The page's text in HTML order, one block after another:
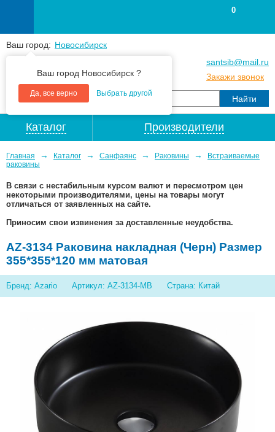
Ваш город: Новосибирск
Ваш город Новосибирск ?
Да, все верно Выбрать другой
+7(383) 213 79 30
santsib@mail.ru
Закажи звонок
0
Каталог Производители
Главная → Каталог → Санфаянс → Раковины →
Встраиваемые
раковины
В связи с нестабильным курсом валют и пересмотром цен
некоторыми производителями, цены на товары могут
отличаться от заявленных на сайте.
Приносим свои извинения за доставленные неудобства.
AZ-3134 Раковина накладная (Черн) Размер
355*355*120 мм матовая
Бренд: Azario Артикул: AZ-3134-MB Страна: Китай